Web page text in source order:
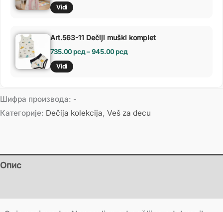
Vidi
Art.563-11 Dečiji muški komplet
735.00рсд–945.00рсд
Vidi
Шифра производа: -
Категорије: Dečija kolekcija, Veš za decu
Опис